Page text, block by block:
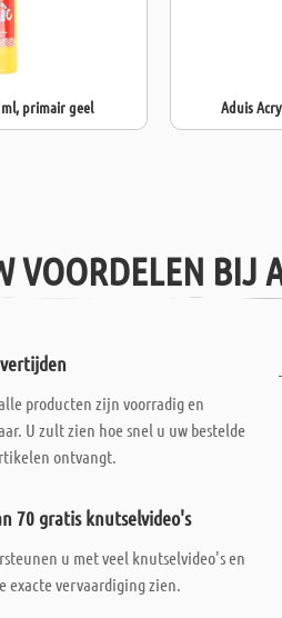
primair geel Aduis
VOORDELEN BIJ
producten zijn voorradig en
U zult zien hoe snel u uw bestelde
ontvangt.
70 gratis knutselvideo's
u met veel knutselvideo's en
exacte vervaardiging zien.